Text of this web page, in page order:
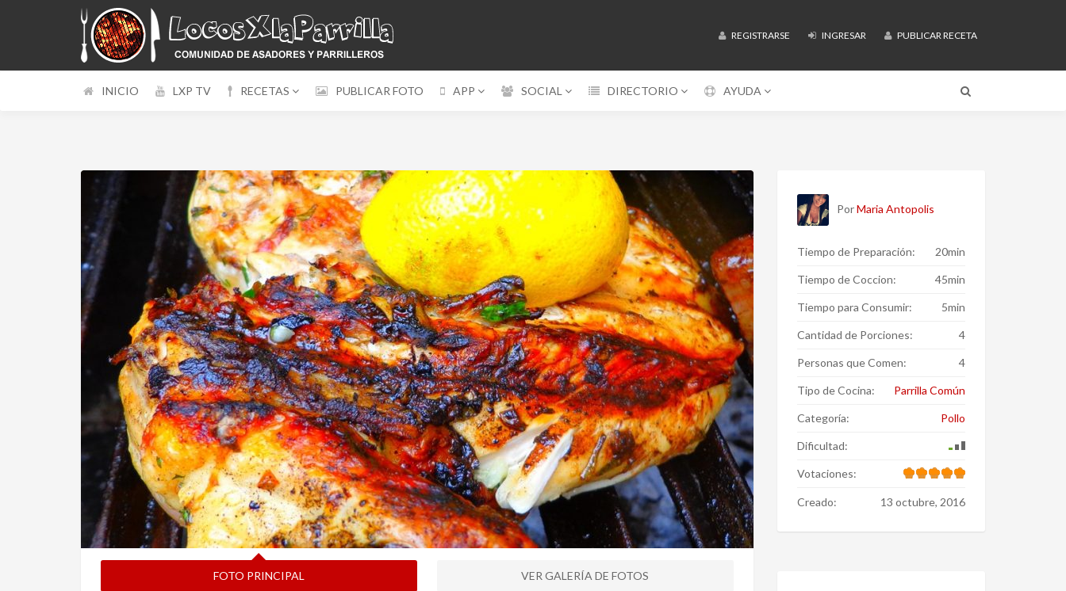
REGISTRARSE INGRESAR PUBLICAR RECETA
INICIO LXP TV RECETAS PUBLICAR FOTO APP SOCIAL DIRECTORIO AYUDA
FOTO PRINCIPAL VER GALERÍA DE FOTOS
PorMaria Antopolis
Tiempo de Preparación: 20min
Tiempo de Coccion: 45min
Tiempo para Consumir: 5min
Cantidad de Porciones: 4
Personas que Comen: 4
Tipo de Cocina: Parrilla Común
Categoría: Pollo
Dificultad:
Votaciones:
Creado: 13 octubre, 2016